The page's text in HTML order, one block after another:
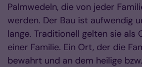
Palmwedeln, die von jeder
werden. Der Bau ist aufwendig
lange. Traditionell gelten sie
einer Familie. Ein Ort, der die
bewahrt und an dem heilige